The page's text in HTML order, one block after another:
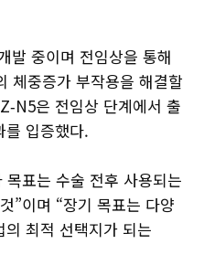
발 중이며 전임상을 통해
체중증가 부작용을 해결할
은 전임상 단계에서 출
를 입증했다.
표는 수술 전후 사용되는
”이며 “장기 목표는 다양
최적 선택지가 되는